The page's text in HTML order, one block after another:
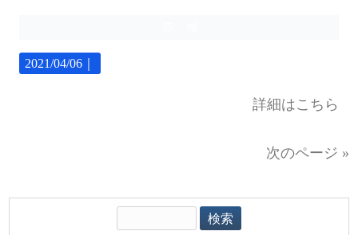
2021/04/06｜
詳細はこちら
次のページ »